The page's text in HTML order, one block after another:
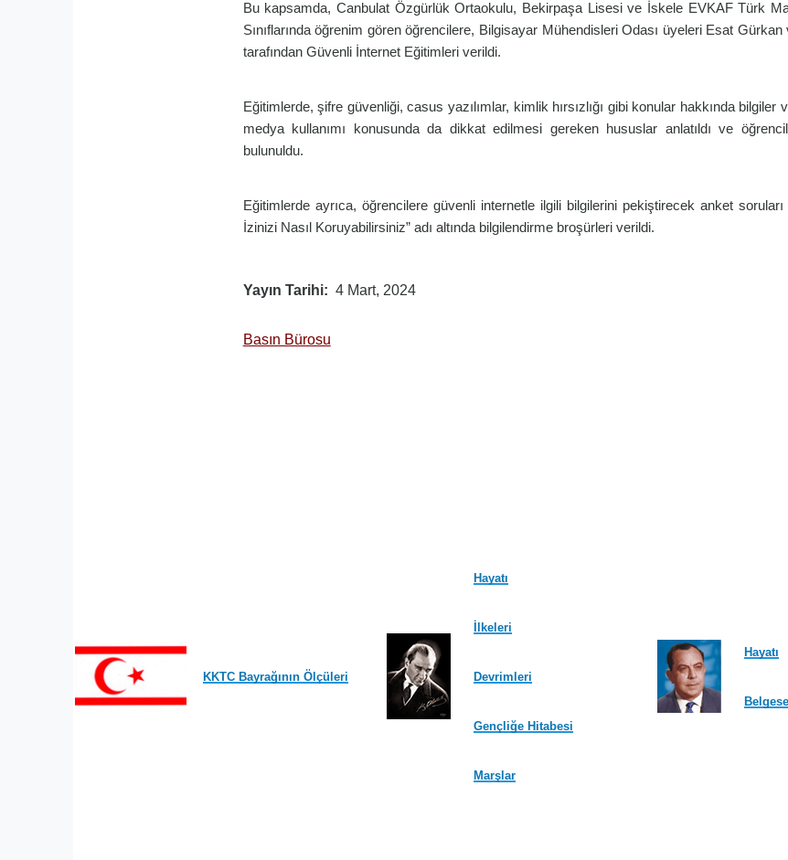
Bu kapsamda, Canbulat Özgürlük Ortaokulu, Bekirpaşa Lisesi ve İskele EVKAF Türk
Sınıflarında öğrenim gören öğrencilere, Bilgisayar Mühendisleri Odası üyeleri Esat
tarafından Güvenli İnternet Eğitimleri verildi.
Eğitimlerde, şifre güvenliği, casus yazılımlar, kimlik hırsızlığı gibi konular hakkında bilgiler
medya kullanımı konusunda da dikkat edilmesi gereken hususlar anlatıldı ve
bulunuldu.
Eğitimlerde ayrıca, öğrencilere güvenli internetle ilgili bilgilerini pekiştirecek anket
İzinizi Nasıl Koruyabilirsiniz” adı altında bilgilendirme broşürleri verildi.
Yayın Tarihi 4 Mart, 2024
Basın Bürosu
KKTC Bayrağının Ölçüleri
Hayatı
İlkeleri
Devrimleri
Gençliğe Hitabesi
Marşlar
Hayatı